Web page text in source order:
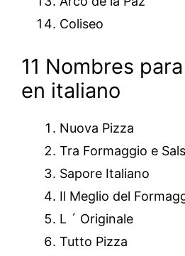
Coliseo
11 Nombres
en italiano
Nuova Pizza
Tra Formaggio e
Sapore Italiano
Il Meglio del
L ´ Originale
Tutto Pizza